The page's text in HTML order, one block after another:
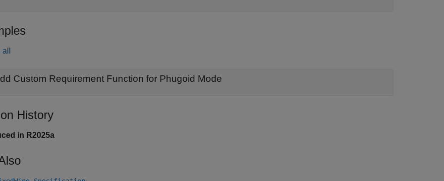
Custom Requirement Function for Phugoid Mode
History
in R2025a